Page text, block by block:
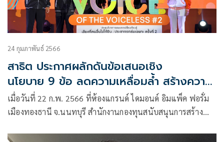
24 กุมภาพันธ์ 2566
สาธิต ประกาศผลักดันข้อเสนอเชิง
นโยบาย 9 ข้อ ลดความเหลื่อมล้ำ สร้างความ
เป็นธรรมทางสุขภาพประชากรกลุ่มเฉพาะ ส
เมื่อวันที่ 22 ก.พ. 2566 ที่ห้องแกรนด์ ไดมอนด์ อิมแพ็ค ฟอรั่ม
เมืองทองธานี จ.นนทบุรี สำนักงานกองทุนสนับสนุนการสร้าง
มั่นคงของมนุษย์ (พม.) และภาคีเครือข่าย